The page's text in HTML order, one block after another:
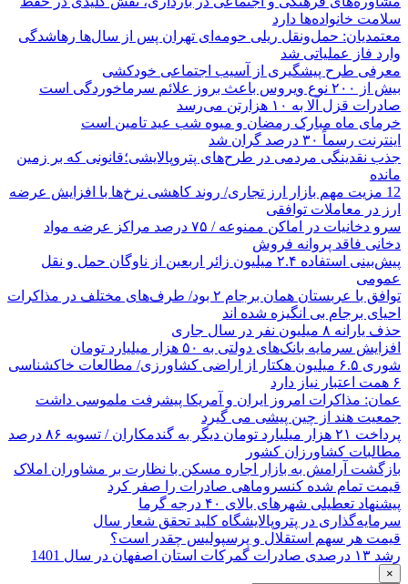
سلامت خانواده‌ها دارد
معتمدیان: حمل‌ونقل ریلی حومه‌ای تهران پس از سال‌ها رهاشدگی
وارد فاز عملیاتی شد
معرفی طرح پیشگیری از آسیب اجتماعی خودکشی
بیش از ۲۰۰ نوع ویروس باعث بروز علائم سرماخوردگی است
صادرات قزل آلا به ۱۰ هزارتن می‌رسد
خرمای ماه مبارک رمضان و میوه شب عید تامین است
اینترنت رسماً ۳۰ درصد گران شد
جذب نقدینگی مردمی در طرح‌های پتروپالایشی؛قانونی که بر زمین
مانده
12 مزیت مهم بازار ارز تجاری/ روند کاهشی نرخ‌ها با افزایش عرضه
ارز در معاملات توافقی
سرو دخانیات در اماکن ممنوعه / ۷۵ درصد مراکز عرضه مواد
دخانی فاقد پروانه فروش
پیش‌بینی استفاده ۲.۴ میلیون زائر اربعین از ناوگان حمل و نقل
عمومی
توافق با عربستان همان برجام ۲ بود/ طرف‌های مختلف در مذاکرات
احیای برجام بی انگیزه شده اند
حذف یارانه ۸ میلیون نفر در سال جاری
افزایش سرمایه بانک‌های دولتی به ۵۰ هزار میلیارد تومان
شوری ۶.۵ میلیون هکتار از اراضی کشاورزی/ مطالعات خاکشناسی
۶ همت اعتبار نیاز دارد
عمان: مذاکرات امروز ایران و آمریکا پیشرفت ملموسی داشت
جمعیت هند از چین پیشی می گیرد
پرداخت ۲۱ هزار میلیارد تومان دیگر به گندمکاران / تسویه ۸۶ درصد
مطالبات کشاورزان کشور
بازگشت آرامش به بازار اجاره مسکن با نظارت بر مشاوران املاک
قیمت تمام شده کنسروماهی صادرات را صفر کرد
پیشنهاد تعطیلی شهرهای بالای ۴۰ درجه گرما
سرمایه‌گذاری در پتروپالایشگاه کلید تحقق شعار سال
قیمت هر سهم استقلال و پرسپولیس چقدر است؟
رشد ۱۳ درصدی صادرات گمرکات استان اصفهان در سال 1401
×